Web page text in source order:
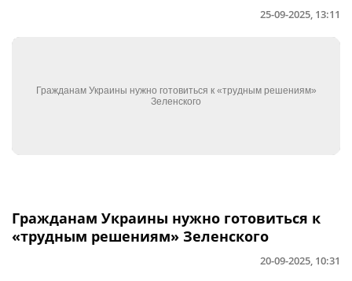
25-09-2025, 13:11
Гражданам Украины нужно готовиться к
«трудным решениям» Зеленского
20-09-2025, 10:31